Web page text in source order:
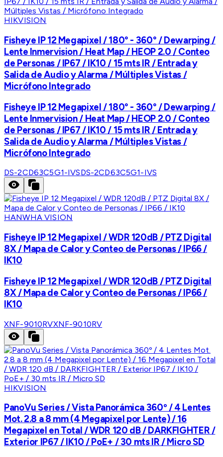
HIKVISION
Fisheye IP 12 Megapixel / 180° - 360° / Dewarping /
Lente Inmervision / Heat Map / HEOP 2.0 / Conteo
de Personas / IP67 / IK10 / 15 mts IR / Entrada y
Salida de Audio y Alarma / Múltiples Vistas /
Micrófono Integrado
Fisheye IP 12 Megapixel / 180° - 360° / Dewarping /
Lente Inmervision / Heat Map / HEOP 2.0 / Conteo
de Personas / IP67 / IK10 / 15 mts IR / Entrada y
Salida de Audio y Alarma / Múltiples Vistas /
Micrófono Integrado
DS-2CD63C5G1-IVSDS-2CD63C5G1-IVS
HANWHA VISION
Fisheye IP 12 Megapixel / WDR 120dB / PTZ Digital
8X / Mapa de Calor y Conteo de Personas / IP66 /
IK10
Fisheye IP 12 Megapixel / WDR 120dB / PTZ Digital
8X / Mapa de Calor y Conteo de Personas / IP66 /
IK10
XNF-9010RVXNF-9010RV
HIKVISION
PanoVu Series / Vista Panorámica 360º / 4 Lentes
Mot. 2.8 a 8 mm (4 Megapixel por Lente) / 16
Megapixel en Total / WDR 120 dB / DARKFIGHTER /
Exterior IP67 / IK10 / PoE+ / 30 mts IR / Micro SD